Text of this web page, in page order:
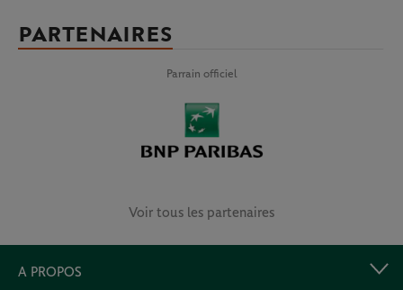
PARTENAIRES
Parrain officiel
Voir tous les partenaires
A PROPOS